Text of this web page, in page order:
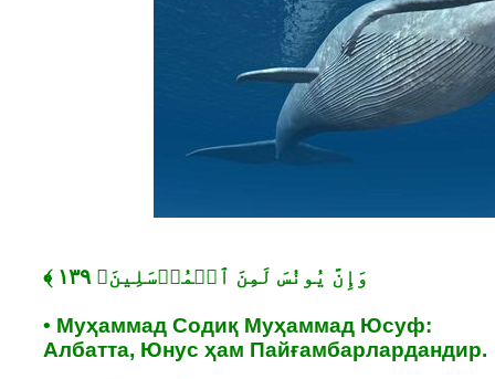
• Муҳаммад Содиқ Муҳаммад Юсуф:
Албатта, Юнус ҳам Пайғамбарлардандир.